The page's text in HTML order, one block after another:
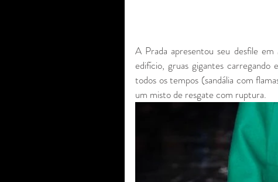
A Prada apresentou seu desfile
edifício, gruas gigantes
todos os tempos (sandália com
um misto de resgate com ruptura.